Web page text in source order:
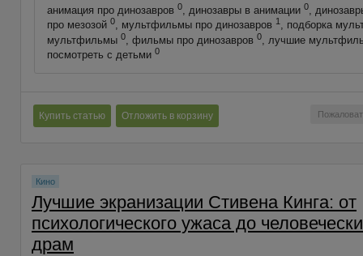
анимация про динозавров 0, динозавры в анимации 0,
про мезозой 0, мультфильмы про динозавров 1 , подборка
мультфильмы 0, фильмы про динозавров 0, лучшие
посмотреть с детьми 0
Купить статью Отложить в корзину
Кино
Лучшие экранизации Стивена Кинга: от
психологического ужаса до
драм